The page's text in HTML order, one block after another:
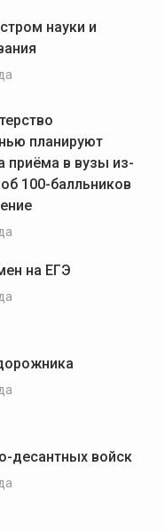
науки и
планируют
приёма в вузы из-
100-балльников
на ЕГЭ
десантных войск